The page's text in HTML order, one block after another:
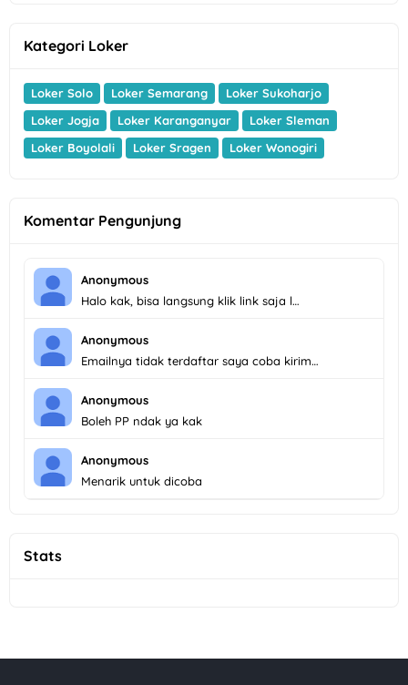
Kategori Loker
Loker Solo Loker Semarang
Loker Sukoharjo
Loker Jogja
Loker Karanganyar
Loker Sleman
Loker Boyolali
Loker Sragen Loker Wonogiri
Komentar Pengunjung
Anonymous
Halo kak, bisa langsung klik link saja l…
Anonymous
Emailnya tidak terdaftar saya coba kirim…
Anonymous
Boleh PP ndak ya kak
Anonymous
Menarik untuk dicoba
Stats